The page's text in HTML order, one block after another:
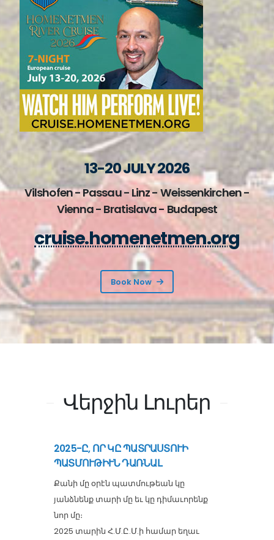
13-20 JULY 2026
Vilshofen - Passau - Linz - Weissenkirchen -
Vienna - Bratislava - Budapest
cruise.homenetmen.org
Book Now
Վերջին Լուրեր
2025-Ը, ՈՐ ԿԸ ՊԱՏՐԱՍՏՈՒԻ
ՊԱՏՄՈՒԹԻՒՆ ԴԱՌՆԱԼ
Քանի մը օրէն պատմութեան կը
յանձնենք տարի մը եւ կը դիմաւորենք
նոր մը։
2025 տարին Հ.Մ.Ը.Մ.ի համար եղաւ